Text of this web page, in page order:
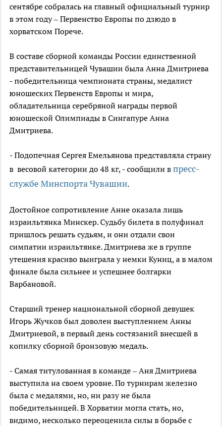
сентябре собралась на главный официальный турнир
в этом году – Первенство Европы по дзюдо в
хорватском Порече.
В составе сборной команды России единственной
представительницей Чувашии была Анна Дмитриева
- победительница чемпионата страны, медалист
юношеских Первенств Европы и мира,
обладательница серебряной награды первой
юношеской Олимпиады в Сингапуре Анна
Дмитриева.
- Подопечная Сергея Емельянова представляла страну
в весовой категории до 48 кг, - сообщили в пресс-
службе Минспорта Чувашии.
Достойное сопротивление Анне оказала лишь
израильтянка Минскер. Судьбу билета в полуфинал
пришлось решать судьям, и они отдали свои
симпатии израильтянке. Дмитриева же в группе
утешения красиво выиграла у немки Куниц, а в малом
финале была сильнее и успешнее болгарки
Варбановой.
Старший тренер национальной сборной девушек
Игорь Жучков был доволен выступлением Анны
Дмитриевой, в первый день состязаний внесшей в
копилку сборной бронзовую медаль.
- Самая титулованная в команде – Аня Дмитриева
выступила на своем уровне. По турнирам железно
была с медалями, но, ни разу не была
победительницей. В Хорватии могла стать, но,
видимо, несколько переоценила силы в борьбе с